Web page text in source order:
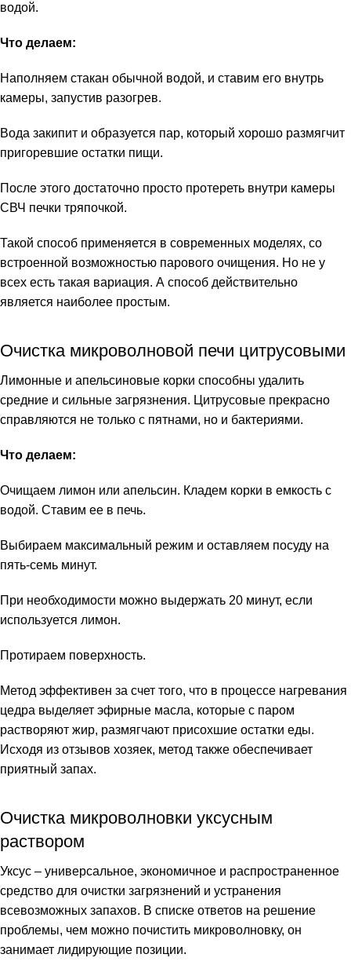
водой.
Что делаем:
Наполняем стакан обычной водой, и ставим его внутрь
камеры, запустив разогрев.
Вода закипит и образуется пар, который хорошо размягчит
пригоревшие остатки пищи.
После этого достаточно просто протереть внутри камеры
СВЧ печки тряпочкой.
Такой способ применяется в современных моделях, со
встроенной возможностью парового очищения. Но не у
всех есть такая вариация. А способ действительно
является наиболее простым.
Очистка микроволновой печи цитрусовыми
Лимонные и апельсиновые корки способны удалить
средние и сильные загрязнения. Цитрусовые прекрасно
справляются не только с пятнами, но и бактериями.
Что делаем:
Очищаем лимон или апельсин. Кладем корки в емкость с
водой. Ставим ее в печь.
Выбираем максимальный режим и оставляем посуду на
пять-семь минут.
При необходимости можно выдержать 20 минут, если
используется лимон.
Протираем поверхность.
Метод эффективен за счет того, что в процессе нагревания
цедра выделяет эфирные масла, которые с паром
растворяют жир, размягчают присохшие остатки еды.
Исходя из отзывов хозяек, метод также обеспечивает
приятный запах.
Очистка микроволновки уксусным
раствором
Уксус – универсальное, экономичное и распространенное
средство для очистки загрязнений и устранения
всевозможных запахов. В списке ответов на решение
проблемы, чем можно почистить микроволновку, он
занимает лидирующие позиции.